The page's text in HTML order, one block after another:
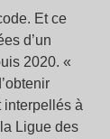
Et ce
d’un
2020. «
interpellés à
Ligue des